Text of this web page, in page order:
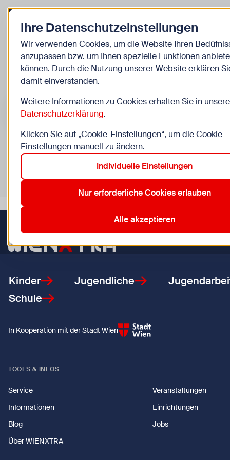
Zurück zur Startseite
Kinder
Veranstaltungen
Suche im Bereich “Kinder”
Suchen
Veranstaltungen in Wien im Bereich “Kinder”
Aktive Filter:
12. Meidling 14. Penzing 18. Währing
2. Leopoldstadt
Zurück zur Startseite
Kinder Jugendliche
Schule
In Kooperation mit der Stadt Wien
TOOLS & INFOS
Service
Veranstaltungen
Informationen
Einrichtungen
Blog
Jobs
Über WIENXTRA
Ihre Datenschutzeinstellungen
Wir verwenden Cookies, um die Website Ihren
anzupassen bzw. um Ihnen spezielle Funktionen
können. Durch die Nutzung unserer Website erklären
damit einverstanden.
Weitere Informationen zu Cookies erhalten Sie in
Datenschutzerklärung.
Klicken Sie auf „Cookie-Einstellungen“, um die Cookie-
Einstellungen manuell zu ändern.
Individuelle Einstellungen
Nur erforderliche Cookies erlauben
Alle akzeptieren